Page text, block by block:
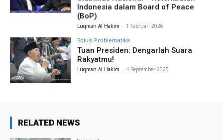
Indonesia dalam Board of Peace
(BoP)
Luqman Al Hakim - 1 Februari 2026
Solusi Problematika
Tuan Presiden: Dengarlah Suara
Rakyatmu!
Luqman Al Hakim - 4 September 2025
RELATED NEWS